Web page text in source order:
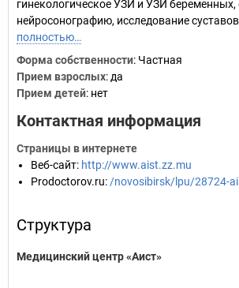
гинекологическое УЗИ и УЗИ беременных,
нейросонографию, исследование
полностью…
Форма собственности: Частная
Прием взрослых: да
Прием детей: нет
Контактная информация
Страницы в интернете
Веб-сайт: http://www.aist.zz.mu
Prodoctorov.ru: /novosibirsk/lpu/28724-
Структура
Медицинский центр «Аист»